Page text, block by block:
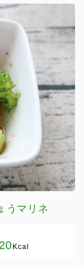
うマリネ
20 Kcal